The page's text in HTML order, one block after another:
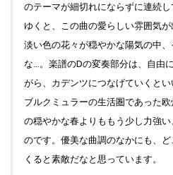
Top "Field work Praha (Prague) "
Top "ブラフの丘から" 更新しまし
Top "Field work Praha (Prague) "
プしました。
2024.12.07
Top "Field work Praha (Prague)"
のテーマが細切れにならずに連続
ゆくと、この曲の愛らしい雰囲気
淡い色の花々が穏やかな陽気の中
な…。楽譜のDの変奏部分は、自由
がら、カデンツにつなげていくとい
ブルクミュラーの生活圏であった
の穏やかな春よりももう少し力強
のです。優美な曲調のなかにも、
くると素敵だなと思っています。